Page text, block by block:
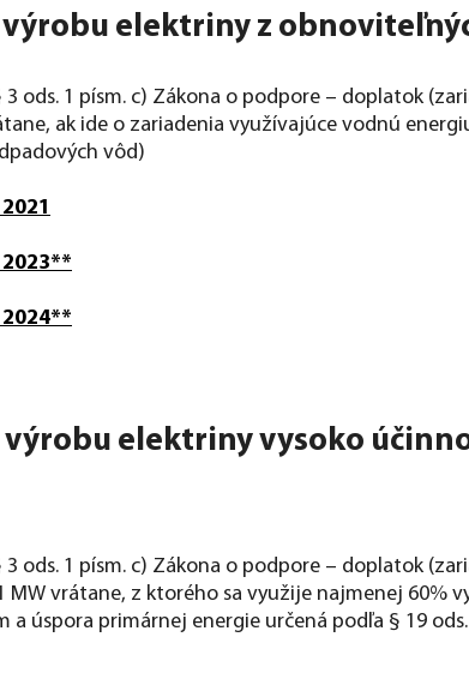
elektriny z
ods. 1 písm. c) Zákona o podpore – doplatok
ak ide o zariadenia využívajúce vodnú
vôd)
2023**
2024**
výrobu elektriny vysoko
ods. 1 písm. c) Zákona o podpore – doplatok
vrátane, z ktorého sa využije najmenej 60%
úspora primárnej energie určená podľa § 19